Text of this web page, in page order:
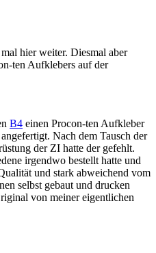
hier weiter. Diesmal aber
ten Aufklebers auf der
B4 einen Procon-ten Aufkleber
Nach dem Tausch der
der ZI hatte der gefehlt.
irgendwo bestellt hatte und
und stark abweichend vom
selbst gebaut und drucken
von meiner eigentlichen